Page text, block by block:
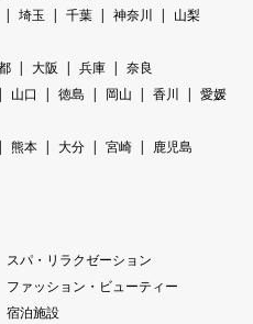
埼玉 千葉 神奈川
山梨
大阪 兵庫
奈良
山口 徳島 岡山 香川
愛媛
熊本 大分 宮崎
鹿児島
スパ・リラクゼーション
ファッション・ビューティー
宿泊施設